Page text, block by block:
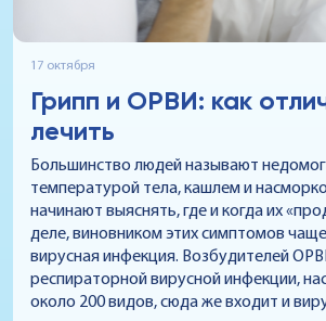
17 октября
Грипп и ОРВИ: как
лечить
Большинство людей называют
температурой тела, кашлем и
начинают выяснять, где и когда их «продуло».
деле, виновником этих симптомов
вирусная инфекция. Возбудителей
респираторной вирусной инфекции,
около 200 видов, сюда же входит и